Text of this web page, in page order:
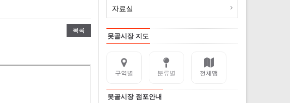
목록
자료실
못골시장 지도
구역별 분류별 전체맵
못골시장 점포안내